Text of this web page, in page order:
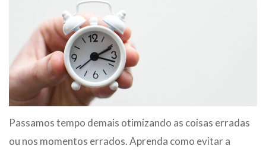
Passamos tempo demais otimizando as coisas erradas
ou nos momentos errados. Aprenda como evitar a